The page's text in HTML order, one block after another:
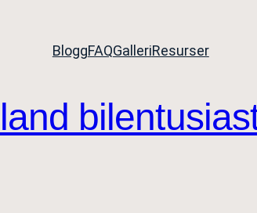
BloggFAQGalleriResurser